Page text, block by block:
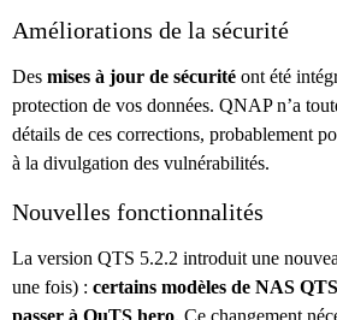
Améliorations de la sécurité
Des mises à jour de sécurité ont été
protection de vos données. QNAP n’a
détails de ces corrections, probablement
à la divulgation des vulnérabilités.
Nouvelles fonctionnalités
La version QTS 5.2.2 introduit une
une fois) : certains modèles de NAS